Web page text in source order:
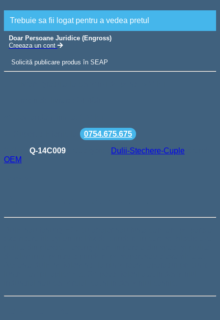
Trebuie sa fii logat pentru a vedea pretul
Doar Persoane Juridice (Engross)
Creeaza un cont
Solicită publicare produs în SEAP
0754.675.675
Q-14C009 Dulii-Stechere-Cuple
OEM